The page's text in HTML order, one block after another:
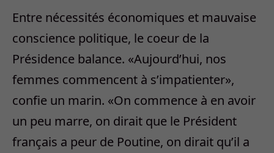
Entre nécessités économiques et mauvaise
conscience politique, le coeur de la
Présidence balance. «Aujourd’hui, nos
femmes commencent à s’impatienter»,
confie un marin. «On commence à en avoir
un peu marre, on dirait que le Président
français a peur de Poutine, on dirait qu’il a